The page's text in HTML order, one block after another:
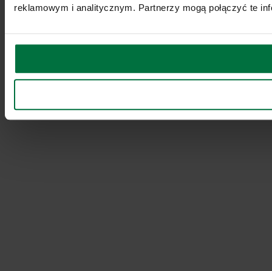
reklamowym i analitycznym. Partnerzy mogą połączyć te